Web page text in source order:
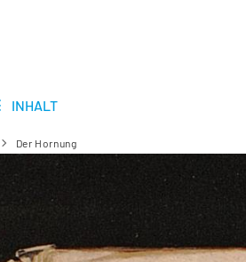
INHALT
Der Hornung